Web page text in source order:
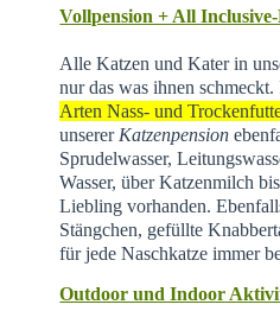
Vollpension + All
Alle Katzen und Kater in
nur das was ihnen
Arten Nass- und
unserer Katzenpension
Sprudelwasser,
Wasser, über Katzenmilch
Liebling vorhanden.
Stängchen, gefüllte
für jede Naschkatze immer
Outdoor und Indoor